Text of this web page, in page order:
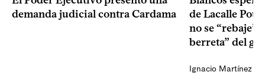
demanda judicial contra Cardama
de Lacalle Pou
no se “rebaje”
berreta” del
Ignacio Martínez